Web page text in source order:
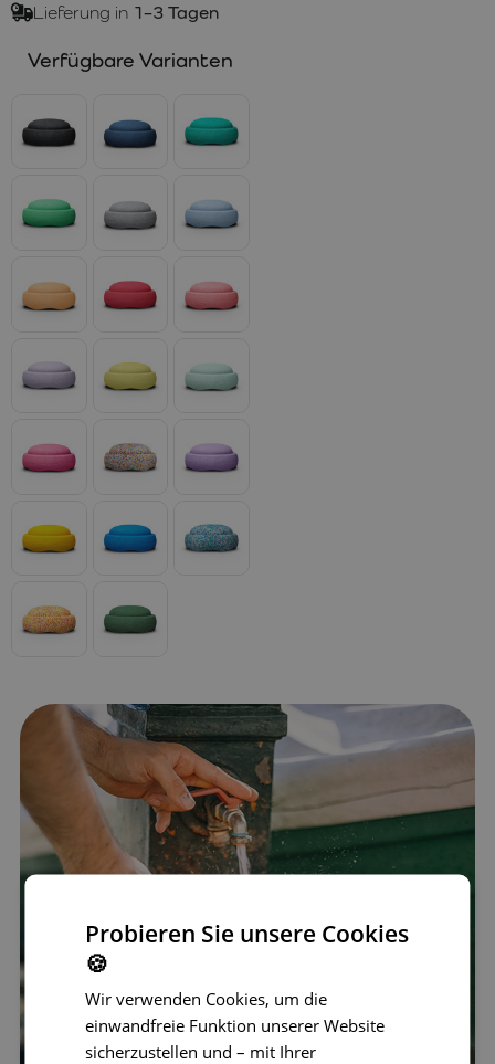
Lieferung in 1–3 Tagen
Verfügbare Varianten
Probieren Sie unsere Cookies
🍪
Wir verwenden Cookies, um die
einwandfreie Funktion unserer Website
sicherzustellen und – mit Ihrer